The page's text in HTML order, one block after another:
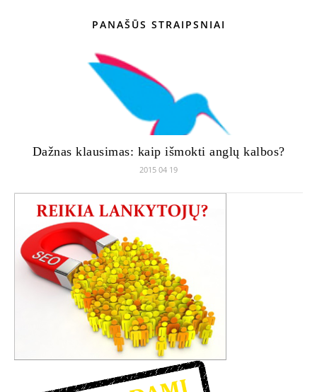
PANAŠŪS STRAIPSNIAI
Dažnas klausimas: kaip išmokti anglų kalbos?
2015 04 19